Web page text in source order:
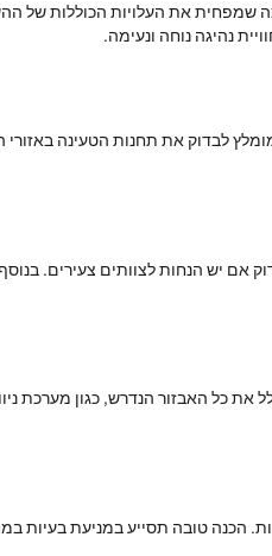
שמפחית את העלויות הכוללות של
נהיגה נוחה ונעימה.
לבדוק את תחנות הטעינה באזורי
אם יש הנחות לצוותים צעירים.
כל האבזור הנדרש, כגון מערכת
הכנה טובה תסייע במניעת בעיות